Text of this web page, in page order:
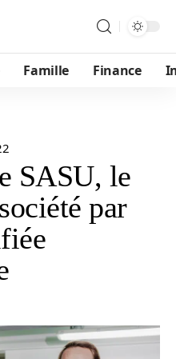
Famille Finance
SASU, le
par